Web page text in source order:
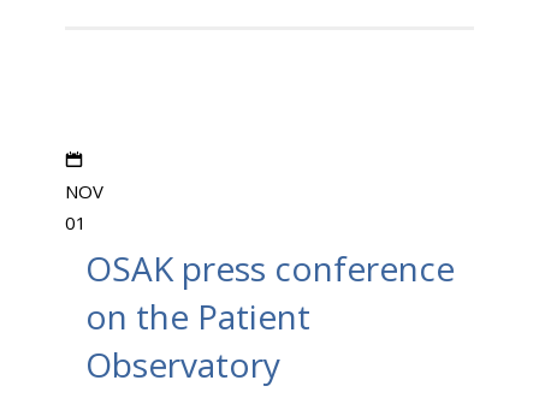
NOV
01
OSAK press conference
on the Patient
Observatory